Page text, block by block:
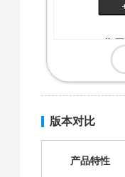
版本对比
产品特性